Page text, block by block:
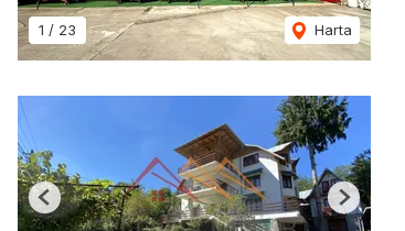
1 / 23 Harta
Previous Next